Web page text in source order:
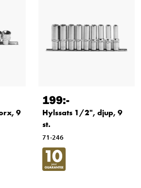
9
199:-
Hylssats 1/2", djup, 9
st.
71-246